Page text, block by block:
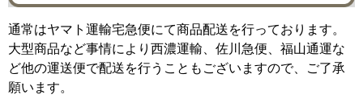
通常はヤマト運輸宅急便にて商品配送を行っております。
大型商品など事情により西濃運輸、佐川急便、福山通運な
ど他の運送便で配送を行うこともございますので、ご了承
願います。